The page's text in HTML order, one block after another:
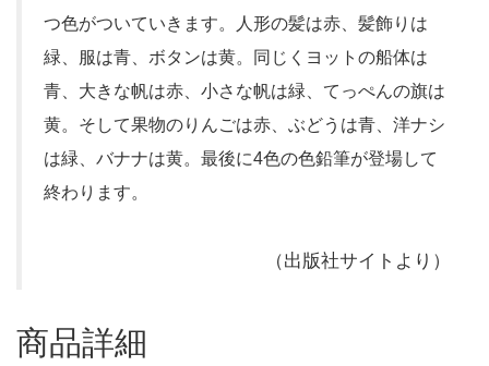
つ色がついていきます。人形の髪は赤、髪飾りは
緑、服は青、ボタンは黄。同じくヨットの船体は
青、大きな帆は赤、小さな帆は緑、てっぺんの旗は
黄。そして果物のりんごは赤、ぶどうは青、洋ナシ
は緑、バナナは黄。最後に4色の色鉛筆が登場して
終わります。
（出版社サイトより）
商品詳細